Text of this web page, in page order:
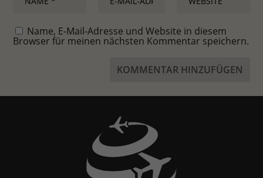
Name, E-Mail-Adresse und Website in diesem
Browser für meinen nächsten Kommentar speichern.